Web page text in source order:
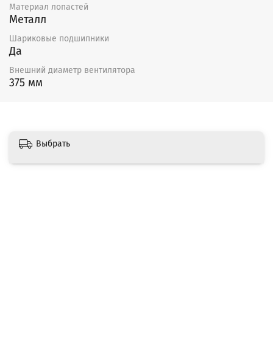
Материал лопастей
Металл
Шариковые подшипники
Да
Внешний диаметр вентилятора
375 мм
Выбрать